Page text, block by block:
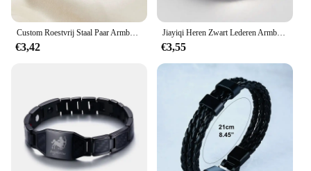
Custom Roestvrij Staal Paar Armband Set Zwart Geweven Met Hart Magnetische Zuigarmband Voor Dames Heren Sieraden Accessoires
€3,42
Jiayiqi Heren Zwart Lederen Armband Klassiek Roestvrij Staal Invoegen Dubbellaags Vlecht Armbanden Voor Mannen Groothandel Custom
€3,55